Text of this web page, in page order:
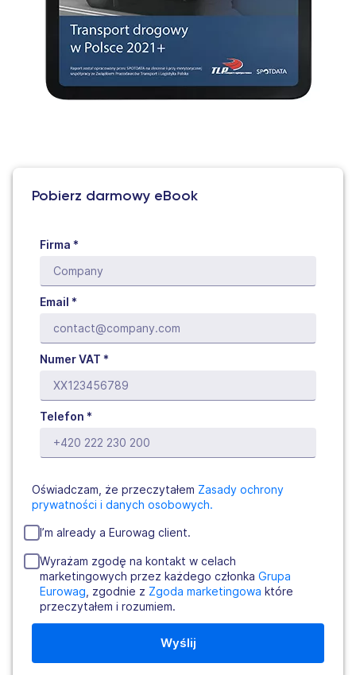
Pobierz darmowy eBook
Firma *
Email *
Numer VAT *
Telefon *
Oświadczam, że przeczytałem Zasady ochrony
prywatności i danych osobowych.
I’m already a Eurowag client.
Wyrażam zgodę na kontakt w celach
marketingowych przez każdego członka Grupa
Eurowag , zgodnie z Zgoda marketingowa które
przeczytałem i rozumiem.